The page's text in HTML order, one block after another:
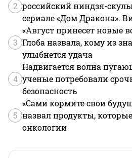
2 российский ниндзя-
сериале «Дом Дракона».
3
«Август принесет новые
Глоба назвала, кому из
улыбнется удача
4
Надвигается волна
ученые потребовали
безопасность
5
«Сами кормите свои
назвал продукты,
онкологии